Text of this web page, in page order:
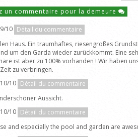
un commentaire pour la demeure
10 Détail du commentaire
Haus. Ein traumhaftes, riesengroßes
um den Garda wieder zurückkommt. Eine
ist aber zu 100% vorhanden ! Wir haben
zu verbringen.
10 Détail du commentaire
Aussicht.
10 Détail du commentaire
and especially the pool and garden are